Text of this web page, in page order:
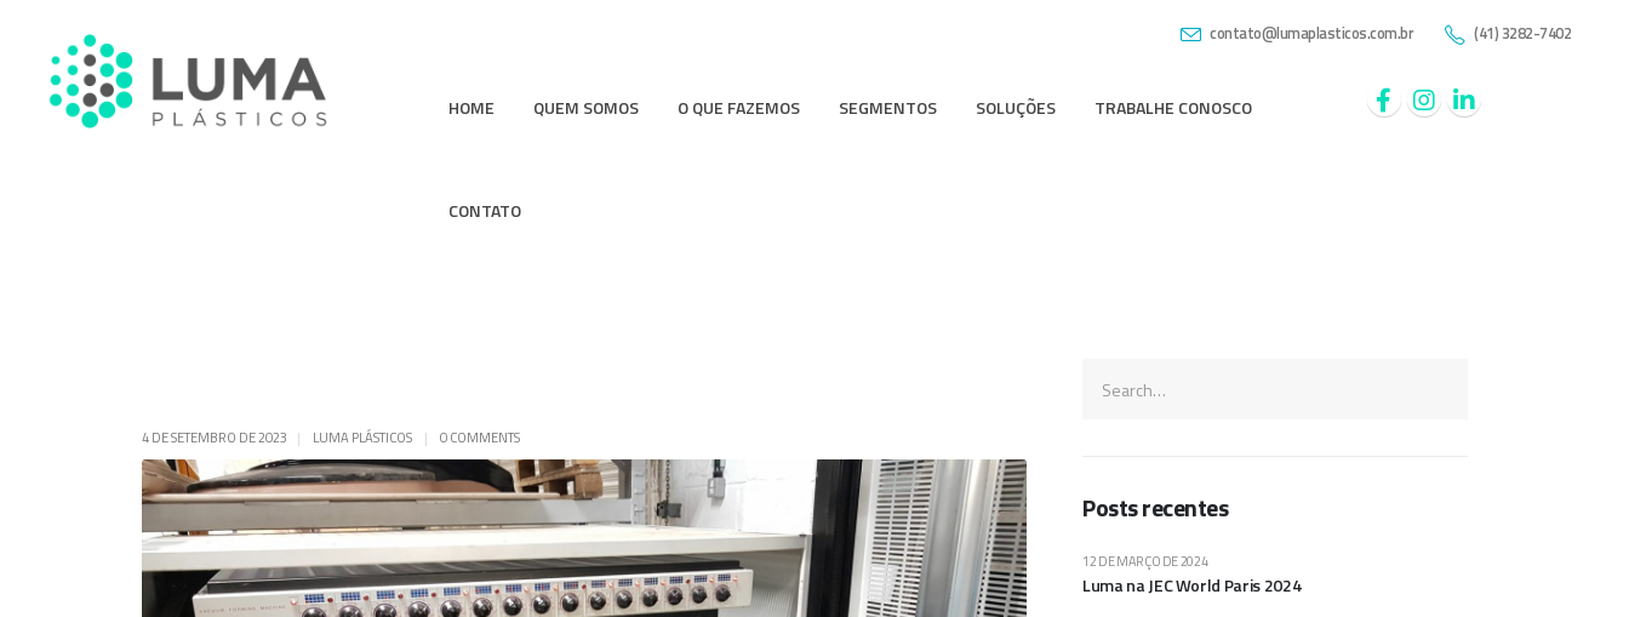
contato@lumaplasticos.com.br (41) 3282-7402
HOME QUEM SOMOS O QUE FAZEMOS SEGMENTOS SOLUÇÕES TRABALHE CONOSCO
CONTATO
4 DE SETEMBRO DE 2023 LUMA PLÁSTICOS 0 COMMENTS
Posts recentes
Luma na JEC World Paris 2024
12 DE MARÇO DE 2024